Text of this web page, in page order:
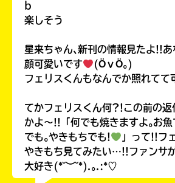
b
楽しそう
星来ちゃん､新刊の情報見たよ!!あ
顔可愛いです
(ӦｖӦ｡)
フェリスくんもなんでか照れてて
てかフェリスくん何?!この前の返
かよ〜!!「何でも焼きますよ｡お魚
でも｡やきもちでも!
」って!!フ
やきもち見てみたい…!!ファンサ
大好き(*˘︶˘*).｡.:*♡